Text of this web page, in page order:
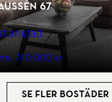
67
740 000 kr
Se fler bostäder